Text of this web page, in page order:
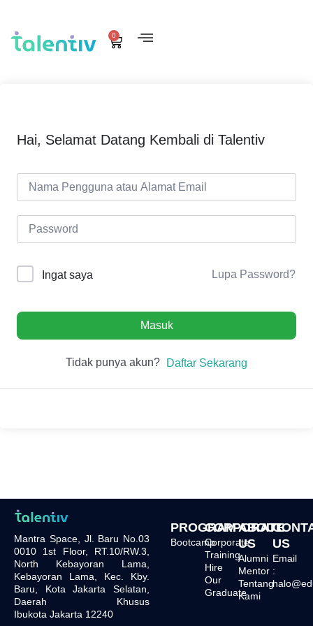
0
Hai, Selamat Datang Kembali di Talentiv
Ingat saya Lupa Password?
Masuk
Tidak punya akun? Daftar Sekarang
Mantra Space, Jl. Baru No.03
0010 1st Floor, RT.10/RW.3,
North Kebayoran Lama,
Kebayoran Lama, Kec. Kby.
Baru, Kota Jakarta Selatan,
Daerah Khusus
Ibukota Jakarta 12240
PROGRAM
Bootcamp
CORPORATE
Corporate
Training
Hire
Our
Graduate
ABOUT
US
Alumni
Mentor
Tentang
Kami
US
Email
: